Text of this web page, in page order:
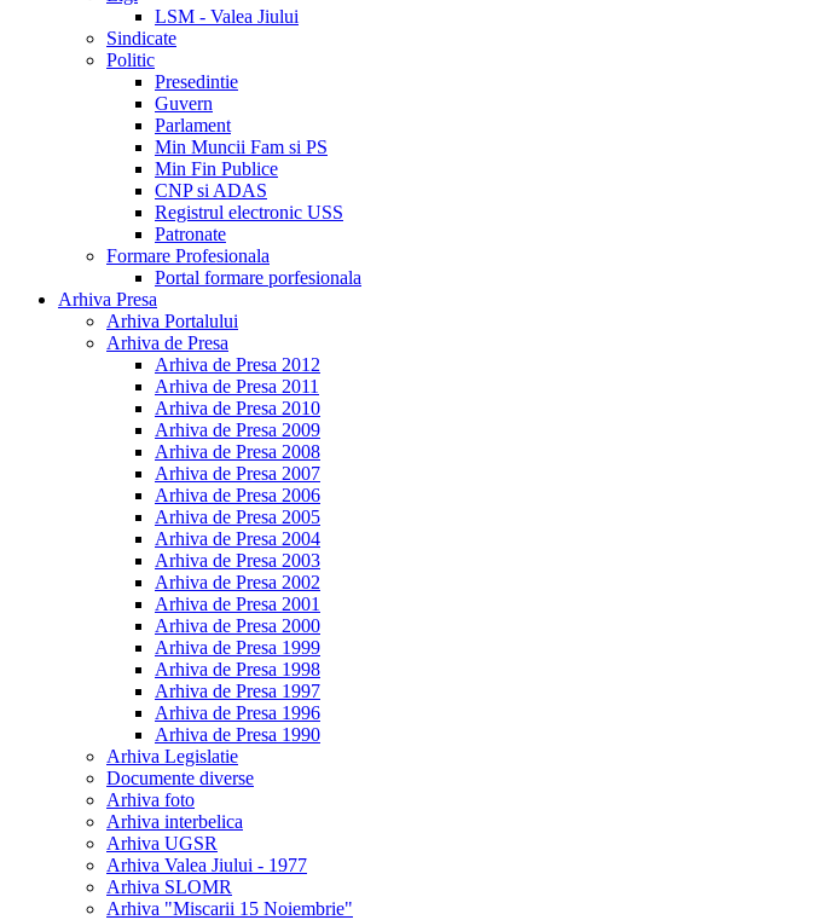
LSM - Valea Jiului
Sindicate
Politic
Presedintie
Guvern
Parlament
Min Muncii Fam si PS
Min Fin Publice
CNP si ADAS
Registrul electronic USS
Patronate
Formare Profesionala
Portal formare porfesionala
Arhiva Presa
Arhiva Portalului
Arhiva de Presa
Arhiva de Presa 2012
Arhiva de Presa 2011
Arhiva de Presa 2010
Arhiva de Presa 2009
Arhiva de Presa 2008
Arhiva de Presa 2007
Arhiva de Presa 2006
Arhiva de Presa 2005
Arhiva de Presa 2004
Arhiva de Presa 2003
Arhiva de Presa 2002
Arhiva de Presa 2001
Arhiva de Presa 2000
Arhiva de Presa 1999
Arhiva de Presa 1998
Arhiva de Presa 1997
Arhiva de Presa 1996
Arhiva de Presa 1990
Arhiva Legislatie
Documente diverse
Arhiva foto
Arhiva interbelica
Arhiva UGSR
Arhiva Valea Jiului - 1977
Arhiva SLOMR
Arhiva "Miscarii 15 Noiembrie"